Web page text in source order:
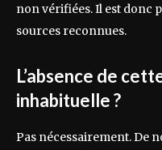
non vérifiées. Il est donc
sources reconnues.
L’absence de
inhabituelle ?
Pas nécessairement. De